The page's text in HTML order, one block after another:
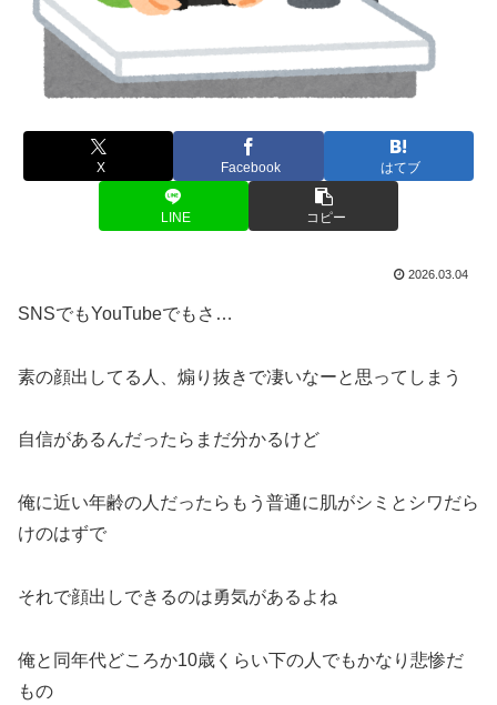
X Facebook はてブ
LINE コピー
2026.03.04
SNSでもYouTubeでもさ…
素の顔出してる人、煽り抜きで凄いなーと思ってしまう
自信があるんだったらまだ分かるけど
俺に近い年齢の人だったらもう普通に肌がシミとシワだら
けのはずで
それで顔出しできるのは勇気があるよね
俺と同年代どころか10歳くらい下の人でもかなり悲惨だ
もの